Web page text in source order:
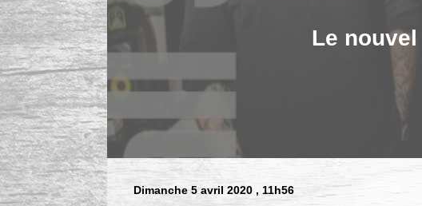
Le
Dimanche 5 avril 2020 , 11h56